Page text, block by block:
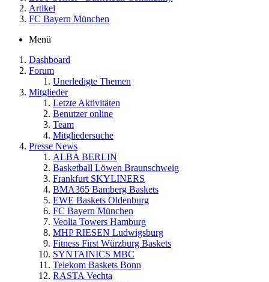
Artikel
FC Bayern München
Menü
Dashboard
Forum
Unerledigte Themen
Mitglieder
Letzte Aktivitäten
Benutzer online
Team
Mitgliedersuche
Presse News
ALBA BERLIN
Basketball Löwen Braunschweig
Frankfurt SKYLINERS
BMA365 Bamberg Baskets
EWE Baskets Oldenburg
FC Bayern München
Veolia Towers Hamburg
MHP RIESEN Ludwigsburg
Fitness First Würzburg Baskets
SYNTAINICS MBC
Telekom Baskets Bonn
RASTA Vechta